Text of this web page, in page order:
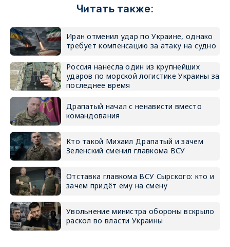
Читать также:
Иран отменил удар по Украине, однако
требует компенсацию за атаку на судно
Россия нанесла один из крупнейших
ударов по морской логистике Украины за
последнее время
Драпатый начал с ненависти вместо
командования
Кто такой Михаил Драпатый и зачем
Зеленский сменил главкома ВСУ
Отставка главкома ВСУ Сырского: кто и
зачем придёт ему на смену
Увольнение министра обороны вскрыло
раскол во власти Украины